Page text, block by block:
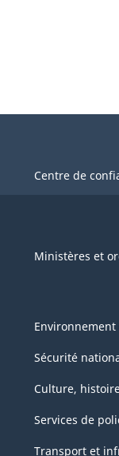
Centre de
Ministères et
Sécurité
Culture,
Services de
Transport et